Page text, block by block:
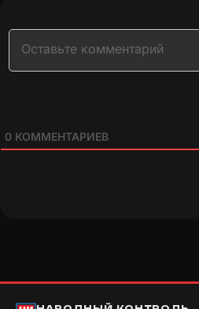
0 КОММЕНТАРИЕВ